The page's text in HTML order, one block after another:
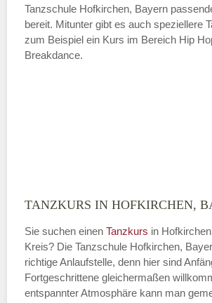
Tanzschule Hofkirchen, Bayern
bereit. Mitunter gibt es auch speziellere
zum Beispiel ein Kurs im Bereich Hip
Breakdance.
TANZKURS IN HOFKIRCHEN,
Sie suchen einen Tanzkurs in
Kreis? Die Tanzschule Hofkirchen,
richtige Anlaufstelle, denn hier sind
Fortgeschrittene gleichermaßen
entspannter Atmosphäre kann man